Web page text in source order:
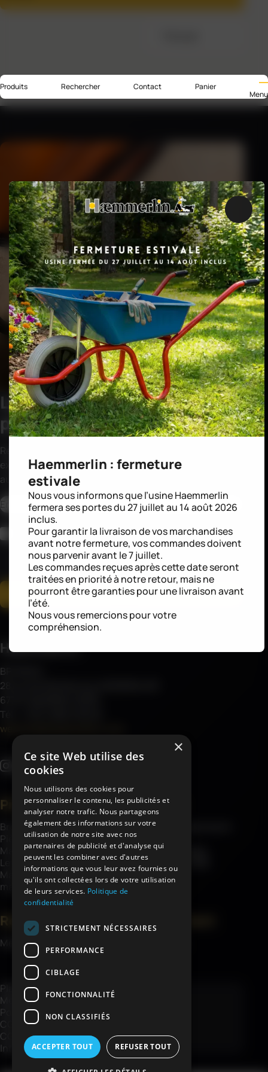
Produits Rechercher Contact Panier
Menu
La newsletter dédiée aux
professionnels
Rejoignez notre communauté de pros et recevez en
exclusivité nos conseils, offres et nouveautés dédiés
aux professionnels du secteur.
Adresse email *
RGPD *
En soumettant le formulaire, vous acceptez que Haemmerlin conserve
vos données personnelles et vous contacte dans le cadre de votre
demande (Politique de confidentialité)*
S'inscrire
Haemmerlin
BP 30045
28 rue de Steinbourg, MONSWILLER
67701 SAVERNE CEDEX
Tél : (+33) 3 88 01 85 00
welcome@haemmerlin.com
Produits
Brouettes
Pièces détachées
Matériel de chantier
Levage
Matériel de jardin et
manutention
À propos
À propos d’Haemmerlin
Savoir-faire
Garanties châssis
Engagements RSE
Actualités
Ressources
Médiathèque
Espace client
Plan du site
Mentions légales
Politique de confidentialité
CGV
CGV e-shop
Informations livraison e-shop
Haemmerlin : fermeture
estivale
Nous vous informons que l’usine Haemmerlin
fermera ses portes du 27 juillet au 14 août 2026
inclus.
Pour garantir la livraison de vos marchandises
avant notre fermeture, vos commandes doivent
nous parvenir avant le 7 juillet.
Les commandes reçues après cette date seront
traitées en priorité à notre retour, mais ne
pourront être garanties pour une livraison avant
l’été.
Nous vous remercions pour votre
compréhension.
×
Ce site Web utilise des
cookies
Nous utilisons des cookies pour
personnaliser le contenu, les publicités et
analyser notre trafic. Nous partageons
également des informations sur votre
utilisation de notre site avec nos
partenaires de publicité et d'analyse qui
peuvent les combiner avec d'autres
informations que vous leur avez fournies ou
qu'ils ont collectées lors de votre utilisation
de leurs services. Politique de
confidentialité
STRICTEMENT NÉCESSAIRES
PERFORMANCE
CIBLAGE
FONCTIONNALITÉ
NON CLASSIFIÉS
ACCEPTER TOUT REFUSER TOUT